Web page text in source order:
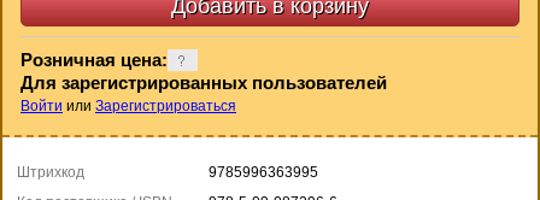
Розничная цена:
Для зарегистрированных пользователей
Войти или Зарегистрироваться
Штрихкод
9785996363995